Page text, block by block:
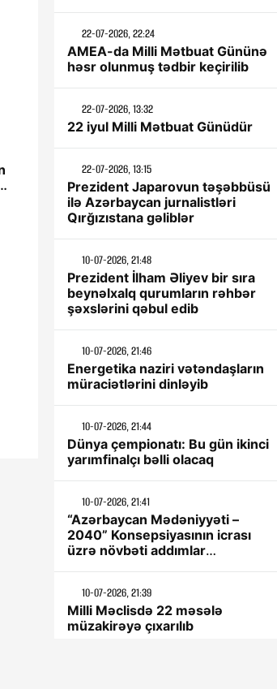
22-07-2026, 22:24
AMEA-da Milli Mətbuat Gününə
həsr olunmuş tədbir keçirilib
22-07-2026, 13:32
22 iyul Milli Mətbuat Günüdür
22-07-2026, 13:15
Prezident Japarovun təşəbbüsü
ilə Azərbaycan jurnalistləri
Qırğızıstana gəliblər
10-07-2026, 21:48
Prezident İlham Əliyev bir sıra
beynəlxalq qurumların rəhbər
şəxslərini qəbul edib
10-07-2026, 21:46
Energetika naziri vətəndaşların
müraciətlərini dinləyib
10-07-2026, 21:44
Dünya çempionatı: Bu gün ikinci
yarımfinalçı bəlli olacaq
10-07-2026, 21:41
“Azərbaycan Mədəniyyəti –
2040” Konsepsiyasının icrası
üzrə növbəti addımlar
10-07-2026, 21:39
Milli Məclisdə 22 məsələ
müzakirəyə çıxarılıb